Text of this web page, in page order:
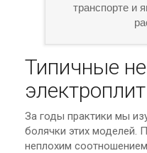
транспорте и
Типичные
За годы практики мы
болячки этих моделей.
неплохим